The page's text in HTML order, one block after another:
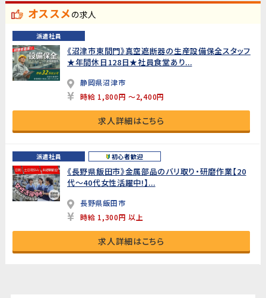
オススメの求人
派遣社員
《沼津市東間門》真空遮断器の生産設備保全スタッフ
★年間休日128日★社員食堂あり...
静岡県沼津市
時給 1,800円 ～2,400円
求人詳細はこちら
派遣社員 初心者歓迎
《長野県飯田市》金属部品のバリ取り・研磨作業【20
代～40代女性活躍中!】...
長野県飯田市
時給 1,300円 以上
求人詳細はこちら